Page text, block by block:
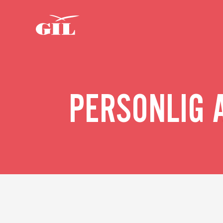
PERSONLIG